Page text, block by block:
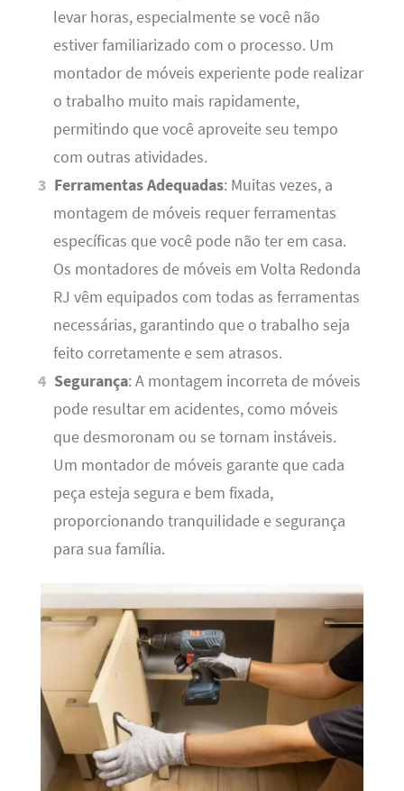
levar horas, especialmente se você não
estiver familiarizado com o processo. Um
montador de móveis experiente pode realizar
o trabalho muito mais rapidamente,
permitindo que você aproveite seu tempo
com outras atividades.
Ferramentas Adequadas: Muitas vezes, a
montagem de móveis requer ferramentas
específicas que você pode não ter em casa.
Os montadores de móveis em Volta Redonda
RJ vêm equipados com todas as ferramentas
necessárias, garantindo que o trabalho seja
feito corretamente e sem atrasos.
Segurança: A montagem incorreta de móveis
pode resultar em acidentes, como móveis
que desmoronam ou se tornam instáveis.
Um montador de móveis garante que cada
peça esteja segura e bem fixada,
proporcionando tranquilidade e segurança
para sua família.